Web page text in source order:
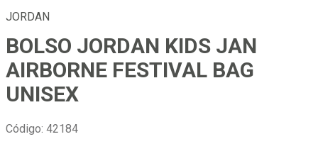
JORDAN
BOLSO JORDAN KIDS JAN
AIRBORNE FESTIVAL BAG
UNISEX
Código: 42184